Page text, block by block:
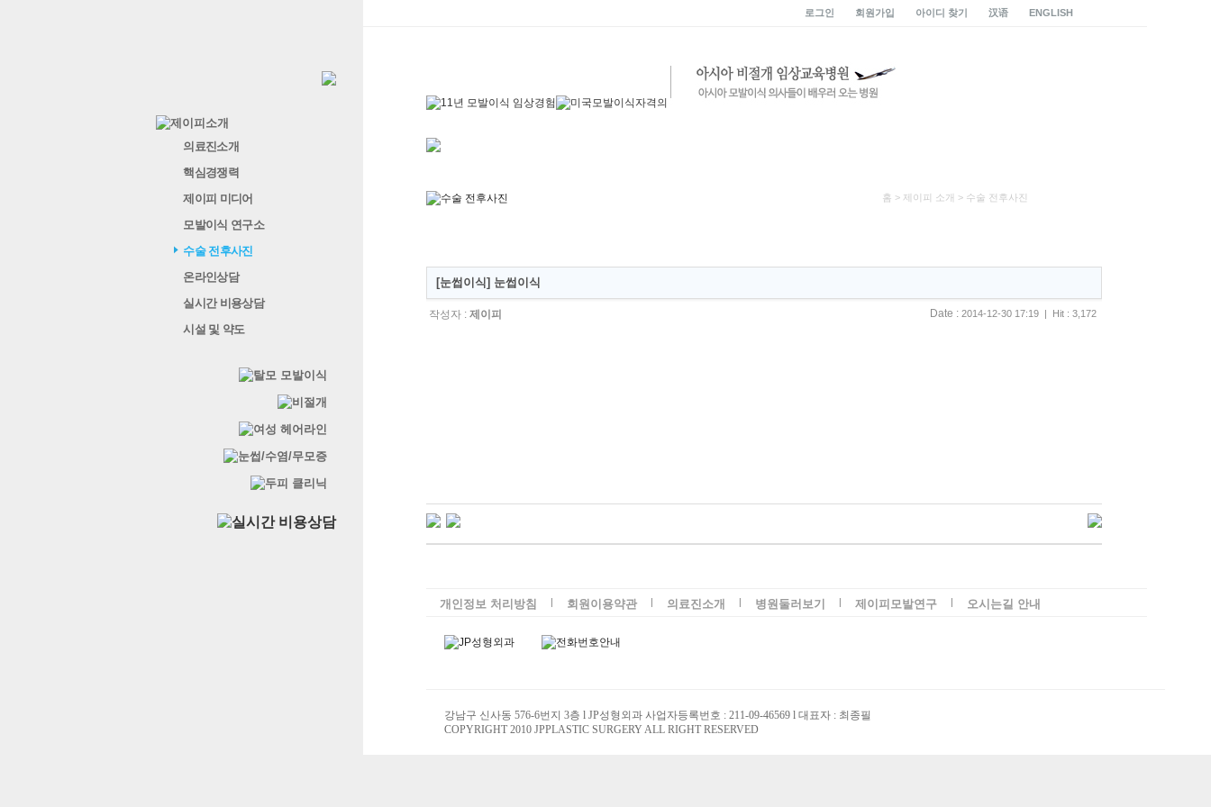
의료진소개
핵심경쟁력
제이피 미디어
모발이식 연구소
수술 전후사진
온라인상담
실시간 비용상담
시설 및 약도
로그인 회원가입 아이디 찾기 汉语 ENGLISH
홈 > 제이피 소개 > 수술 전후사진
[눈썹이식] 눈썹이식
작성자 :제이피 Date :2014-12-30 17:19 | Hit : 3,172
개인정보 처리방침 회원이용약관 의료진소개 병원둘러보기 제이피모발연구 오시는길 안내
강남구 신사동 576-6번지 3층 l JP성형외과 사업자등록번호 : 211-09-46569 l 대표자 : 최종필
COPYRIGHT 2010 JPPLASTIC SURGERY ALL RIGHT RESERVED